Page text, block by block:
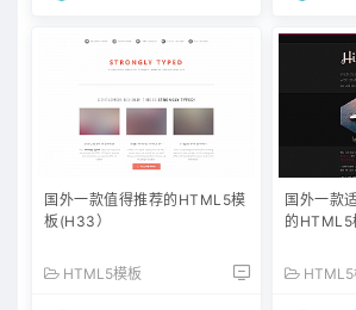
国外一款值得推荐的HTML5模
板(H33）
HTML5模板
国外一款
的HTML5
HTML5